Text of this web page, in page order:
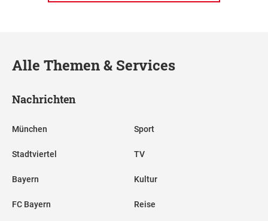
Alle Themen & Services
Nachrichten
München
Stadtviertel
Bayern
FC Bayern
Sport
TV
Kultur
Reise